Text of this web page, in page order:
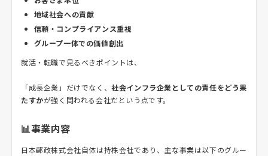
地域社会への貢献
信頼・コンプライアンス重視
グループ一体での価値創出
就活・転職で見るべきポイントは、
「成長企業」だけでなく、社会インフラ企業としての責任をどう果
たすかが強く問われる会社だという点です。
📊事業内容
日本郵政株式会社自体は持株会社であり、主な事業は以下のグルー